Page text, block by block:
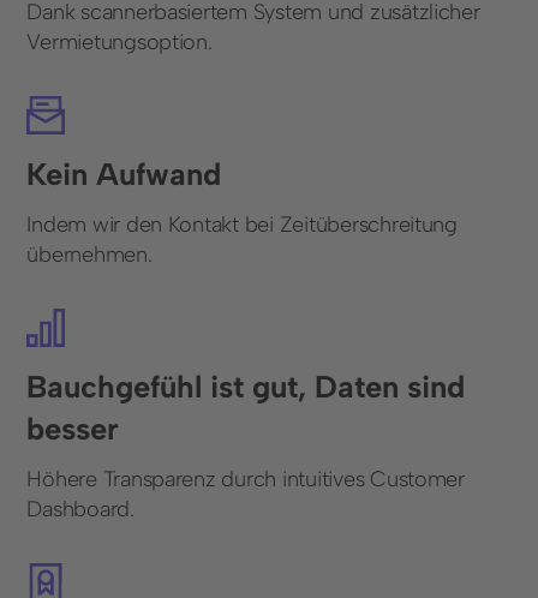
Dank scannerbasiertem System und zusätzlicher
Vermietungsoption.
Kein Aufwand
Indem wir den Kontakt bei Zeitüberschreitung
übernehmen.
Bauchgefühl ist gut, Daten sind
besser
Höhere Transparenz durch intuitives Customer
Dashboard.